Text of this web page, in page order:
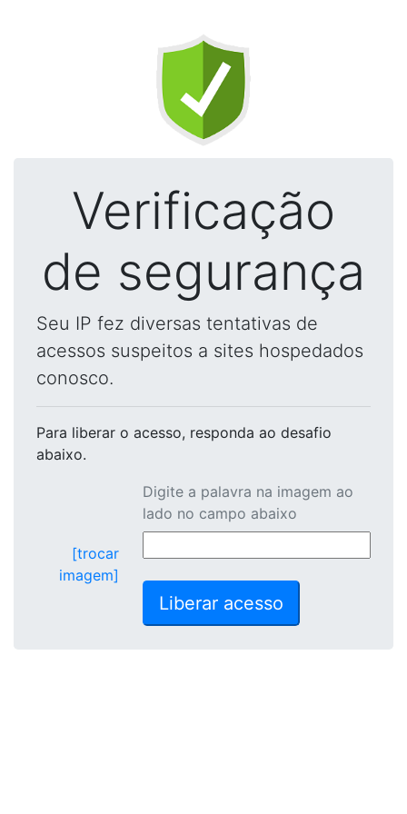
Verificação
de segurança
Seu IP fez diversas tentativas de
acessos suspeitos a sites hospedados
conosco.
Para liberar o acesso, responda ao desafio
abaixo.
[trocar
imagem]
Digite a palavra na imagem ao
lado no campo abaixo